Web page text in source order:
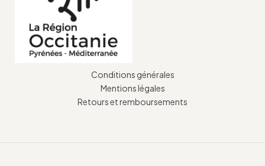
Conditions générales
Mentions légales
Retours et remboursements